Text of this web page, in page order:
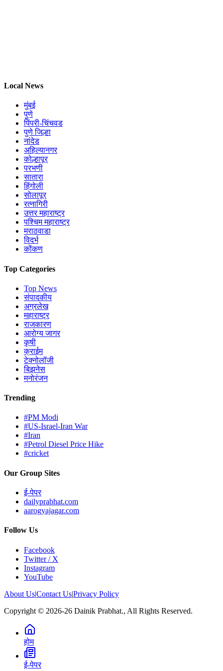
Local News
मुंबई
पुणे
पिंपरी-चिंचवड
पुणे जिल्हा
नांदेड
अहिल्यानगर
कोल्हापूर
परभणी
सातारा
हिंगोली
सोलापूर
रत्नागिरी
उत्तर महाराष्ट्र
पश्चिम महाराष्ट्र
मराठवाडा
विदर्भ
कोंकण
Top Categories
Top News
संपादकीय
अग्रलेख
महाराष्ट्र
राजकारण
आरोग्य जागर
कृषी
क्राईम
टेक्नोलॉजी
बिझनेस
मनोरंजन
Trending
#PM Modi
#US-Israel-Iran War
#Iran
#Petrol Diesel Price Hike
#cricket
Our Group Sites
ई-पेपर
dailyprabhat.com
aarogyajagar.com
Follow Us
Facebook
Twitter / X
Instagram
YouTube
About Us|Contact Us|Privacy Policy
Copyright © 2026-26 Dainik Prabhat., All Rights Reserved.
होम
ई-पेपर